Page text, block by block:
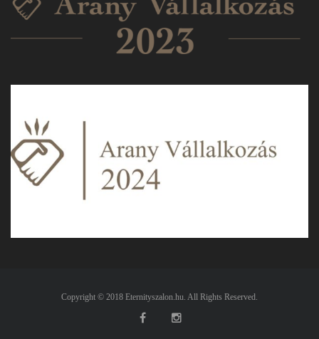
Copyright © 2018 Eternityszalon.hu. All Rights Reserved.